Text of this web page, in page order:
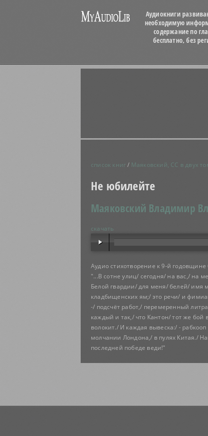
Аудиокниги
необходимую
содержание по
бесплатно, без
список книг/ Маяковский, СС в двух
Не юбилейте
Маяковский Владимир
скачать
Аудио стихотворение к 9-й
"...В сотне улиц/ сегодня/ на вас,/ на
Белой гвардии/ для меня/ белей/ имя
кладбищенских ям;/ это речи/ и
-/ подсчёт работ,/ перемеренный
каждый и так,/ что Кантон/ тот же
волокит./ И каждая вывеска:/ -
молчании Лондона,/ в пулях Китая./
последней победе веди!"